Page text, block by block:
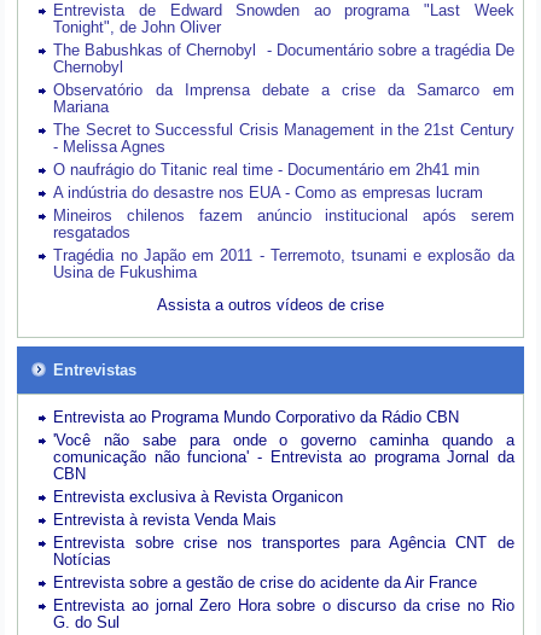
Entrevista de Edward Snowden ao programa "Last Week
Tonight", de John Oliver
The Babushkas of Chernobyl - Documentário sobre a tragédia De
Chernobyl
Observatório da Imprensa debate a crise da Samarco em
Mariana
The Secret to Successful Crisis Management in the 21st Century
- Melissa Agnes
O naufrágio do Titanic real time - Documentário em 2h41 min
A indústria do desastre nos EUA - Como as empresas lucram
Mineiros chilenos fazem anúncio institucional após serem
resgatados
Tragédia no Japão em 2011 - Terremoto, tsunami e explosão da
Usina de Fukushima
Assista a outros vídeos de crise
Entrevistas
Entrevista ao Programa Mundo Corporativo da Rádio CBN
'Você não sabe para onde o governo caminha quando a
comunicação não funciona' - Entrevista ao programa Jornal da
CBN
Entrevista exclusiva à Revista Organicon
Entrevista à revista Venda Mais
Entrevista sobre crise nos transportes para Agência CNT de
Notícias
Entrevista sobre a gestão de crise do acidente da Air France
Entrevista ao jornal Zero Hora sobre o discurso da crise no Rio
G. do Sul